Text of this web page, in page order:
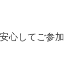
心してご参加